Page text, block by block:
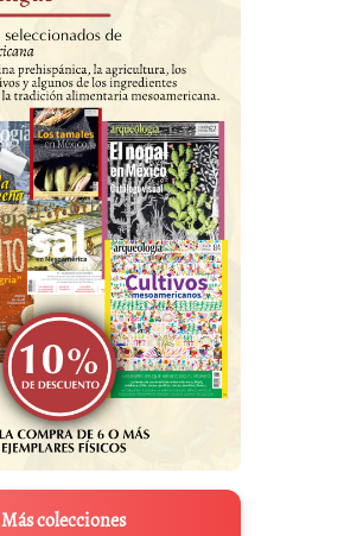
Más colecciones